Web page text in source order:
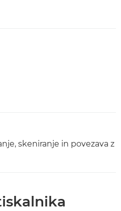
skeniranje in povezava z